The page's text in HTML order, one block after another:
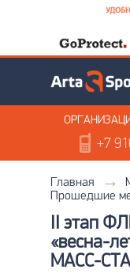
+7
Главная
Прошедшие
II этап
«весна-
МАСС-